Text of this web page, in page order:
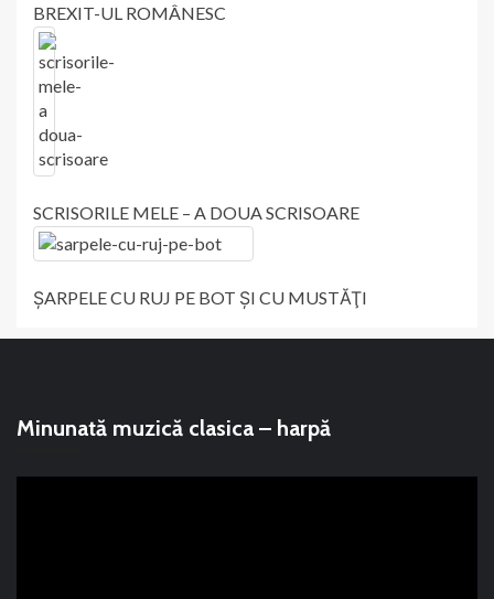
BREXIT-UL ROMÂNESC
SCRISORILE MELE – A DOUA SCRISOARE
ŞARPELE CU RUJ PE BOT ŞI CU MUSTĂŢI
Minunată muzică clasica – harpă